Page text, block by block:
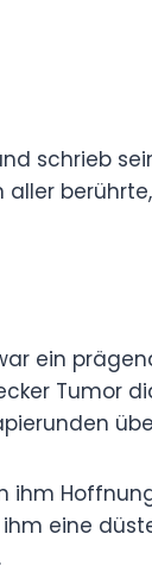
schrieb
aller
ein
Tumor
ihm
eine